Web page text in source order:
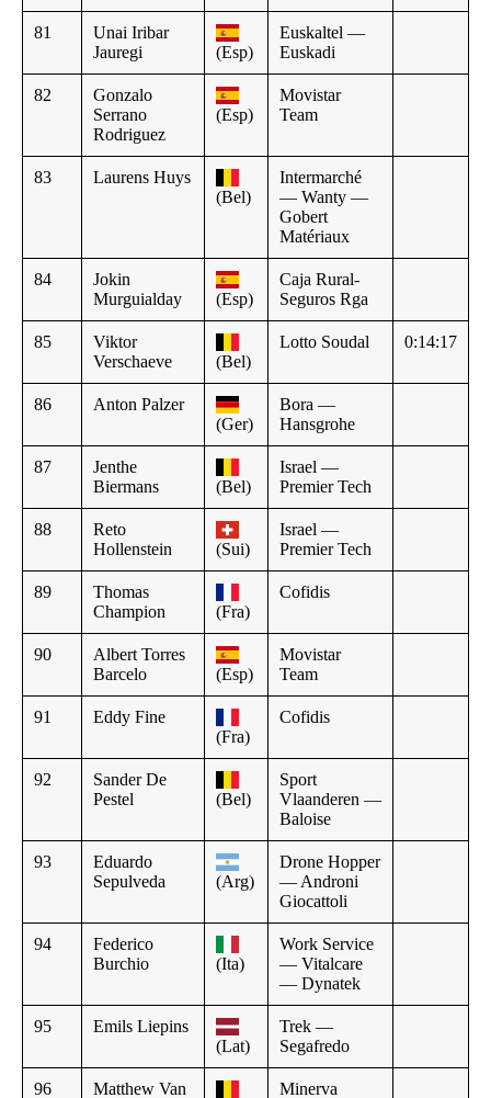
81
Unai Iribar
Jauregi
(Esp)
Euskaltel —
Euskadi
82
Gonzalo
Serrano
Rodriguez
(Esp)
Movistar
Team
83
Laurens Huys
(Bel)
Intermarché
— Wanty —
Gobert
Matériaux
84
Jokin
Murguialday
(Esp)
Caja Rural-
Seguros Rga
85
Viktor
Verschaeve
(Bel)
Lotto Soudal 0:14:17
86
Anton Palzer
(Ger)
Bora —
Hansgrohe
87
Jenthe
Biermans
(Bel)
Israel —
Premier Tech
88
Reto
Hollenstein
(Sui)
Israel —
Premier Tech
89
Thomas
Champion
(Fra)
Cofidis
90
Albert Torres
Barcelo
(Esp)
Movistar
Team
91
Eddy Fine
(Fra)
Cofidis
92
Sander De
Pestel
(Bel)
Sport
Vlaanderen —
Baloise
93
Eduardo
Sepulveda
(Arg)
Drone Hopper
— Androni
Giocattoli
94
Federico
Burchio
(Ita)
Work Service
— Vitalcare
— Dynatek
95
Emils Liepins
(Lat)
Trek —
Segafredo
96 Matthew Van Minerva